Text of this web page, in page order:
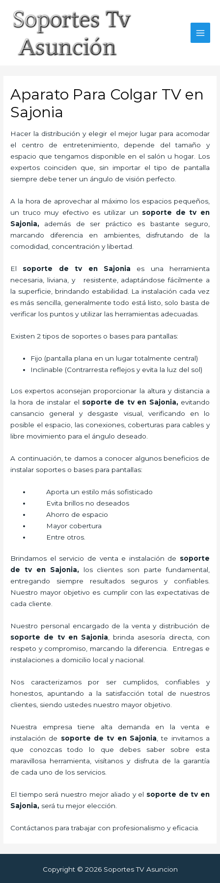
content
Aparato Para Colgar TV en
Sajonia
Hacer la distribución y elegir el mejor lugar para acomodar
el centro de entretenimiento, depende del tamaño y
espacio que tengamos disponible en el salón u hogar. Los
expertos coinciden que, sin importar el tipo de pantalla
siempre debe tener un ángulo de visión perfecto.
A la hora de aprovechar al máximo los espacios pequeños,
un truco muy efectivo es utilizar un soporte de tv en
Sajonia, además de ser práctico es bastante seguro,
marcando diferencia en ambientes, disfrutando de la
comodidad, concentración y libertad.
El soporte de tv en Sajonia es una herramienta
necesaria, liviana, y resistente, adaptándose fácilmente a
la superficie, brindando estabilidad. La instalación cada vez
es más sencilla, generalmente todo está listo, solo basta de
verificar los puntos y utilizar las herramientas adecuadas.
Existen 2 tipos de soportes o bases para pantallas:
Fijo (pantalla plana en un lugar totalmente central)
Inclinable (Contrarresta reflejos y evita la luz del sol)
Los expertos aconsejan proporcionar la altura y distancia a
la hora de instalar el soporte de tv en Sajonia, evitando
cansancio general y desgaste visual, verificando en lo
posible el espacio, las conexiones, coberturas para cables y
libre movimiento para el ángulo deseado.
A continuación, te damos a conocer algunos beneficios de
instalar soportes o bases para pantallas:
Aporta un estilo más sofisticado
Evita brillos no deseados
Ahorro de espacio
Mayor cobertura
Entre otros.
Brindamos el servicio de venta e instalación de soporte
de tv en Sajonia, los clientes son parte fundamental,
entregando siempre resultados seguros y confiables.
Nuestro mayor objetivo es cumplir con las expectativas de
cada cliente.
Nuestro personal encargado de la venta y distribución de
soporte de tv en Sajonia, brinda asesoría directa, con
respeto y compromiso, marcando la diferencia. Entregas e
instalaciones a domicilio local y nacional.
Nos caracterizamos por ser cumplidos, confiables y
honestos, apuntando a la satisfacción total de nuestros
clientes, siendo ustedes nuestro mayor objetivo.
Nuestra empresa tiene alta demanda en la venta e
instalación de soporte de tv en Sajonia , te invitamos a
que conozcas todo lo que debes saber sobre esta
maravillosa herramienta, visítanos y disfruta de la garantía
de cada uno de los servicios.
El tiempo será nuestro mejor aliado y el soporte de tv en
Sajonia, será tu mejor elección.
Contáctanos para trabajar con profesionalismo y eficacia.
Copyright © 2026 Soportes TV Asuncion